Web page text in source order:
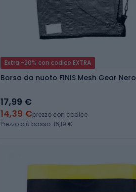
Extra -20% con codice EXTRA
Borsa da nuoto FINIS Mesh Gear Nero
17,99 €
14,39 €prezzo con codice
Prezzo più basso: 16,19 €